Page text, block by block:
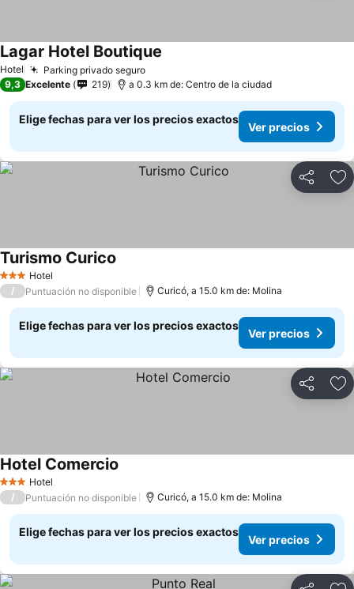
Hotel Parking privado seguro
Lagar Hotel Boutique
9,3 Excelente 219 a 0.3 km de: Centro de la ciudad
Elige fechas para ver los precios exactos
Ver precios
Compartir
3 Estrellas
Hotel
Turismo Curico
/ Puntuación no disponible Curicó, a 15.0 km de: Molina
Elige fechas para ver los precios exactos
Ver precios
Compartir
3 Estrellas
Hotel
Hotel Comercio
/ Puntuación no disponible Curicó, a 15.0 km de: Molina
Elige fechas para ver los precios exactos
Ver precios